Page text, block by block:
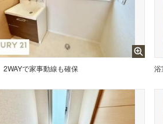
2WAYで家事動線も確保 浴